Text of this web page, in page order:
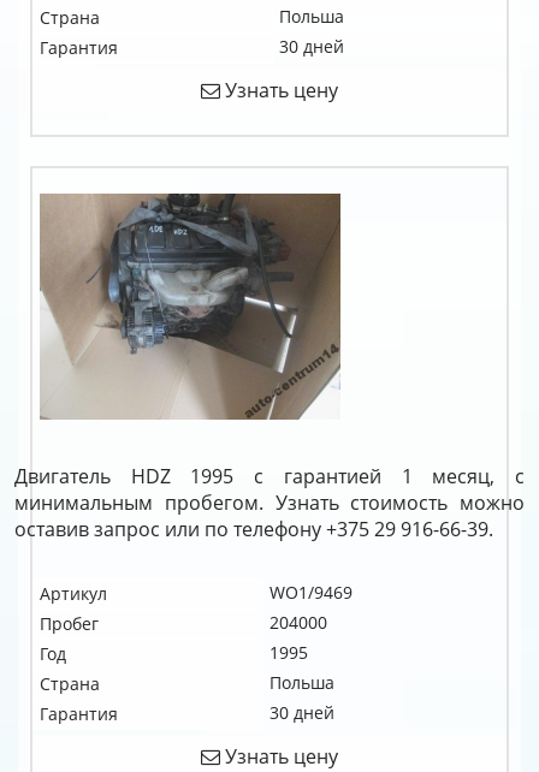
Страна
Польша
Гарантия
30 дней
Узнать цену
Двигатель HDZ 1995 с гарантией 1 месяц, с
минимальным пробегом. Узнать стоимость можно
оставив запрос или по телефону +375 29 916-66-39.
Артикул
WO1/9469
Пробег
204000
Год
1995
Страна
Польша
Гарантия
30 дней
Узнать цену